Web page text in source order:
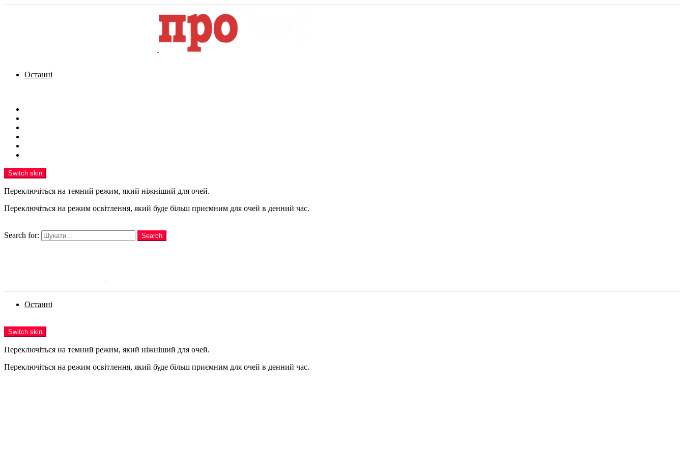
Останні
Switch skin
Переключіться на темний режим, який ніжніший для очей.
Переключіться на режим освітлення, який буде більш приємним для очей в денний час.
Search for:
Search
Останні
Switch skin
Переключіться на темний режим, який ніжніший для очей.
Переключіться на режим освітлення, який буде більш приємним для очей в денний час.